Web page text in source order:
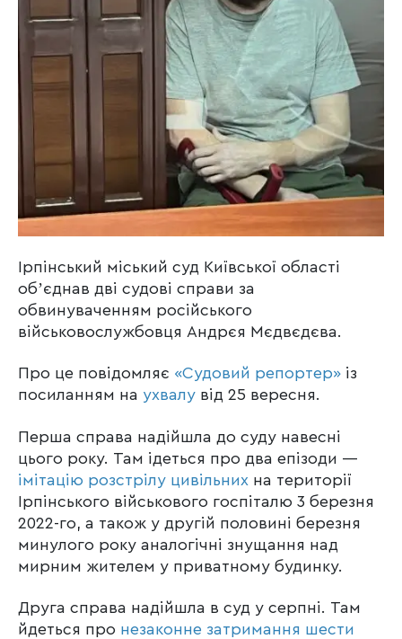
Ірпінський міський суд Київської області
обʼєднав дві судові справи за
обвинуваченням російського
військовослужбовця Андрєя Мєдвєдєва.
Про це повідомляє «Судовий репортер» із
посиланням на ухвалу від 25 вересня.
Перша справа надійшла до суду навесні
цього року. Там ідеться про два епізоди —
імітацію розстрілу цивільних на території
Ірпінського військового госпіталю 3 березня
2022-го, а також у другій половині березня
минулого року аналогічні знущання над
мирним жителем у приватному будинку.
Друга справа надійшла в суд у серпні. Там
йдеться про незаконне затримання шести